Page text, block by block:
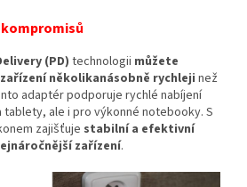
(PD) technologii můžete
několikanásobně rychleji než
adaptér podporuje rychlé nabíjení
ale i pro výkonné notebooky. S
zajišťuje stabilní a efektivní
zařízení.